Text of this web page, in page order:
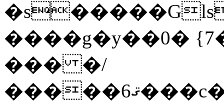
����g�y��0�
��� �/
�����6ޤ���c���o޹�&�3�����\��a����Tό0�Q���#����^ŦC=��O�